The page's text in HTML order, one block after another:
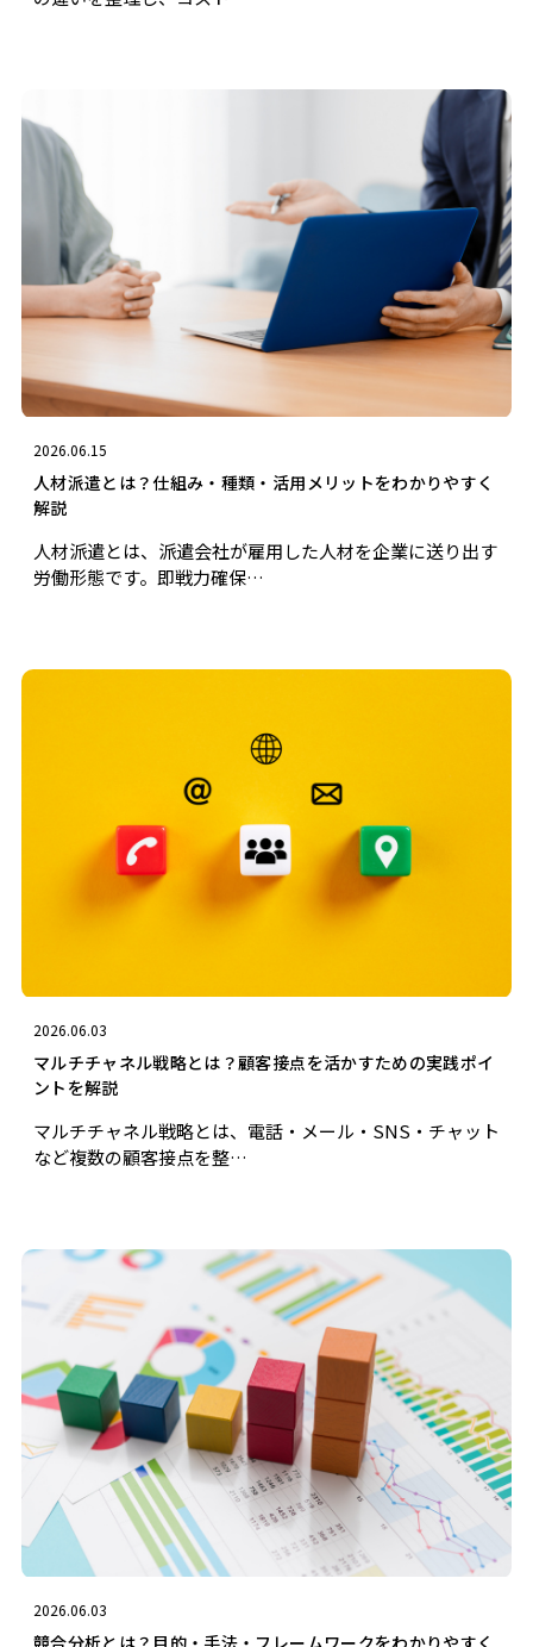
2026.06.15
人材派遣とは？仕組み・種類・活用メリットをわかりやすく
解説
人材派遣とは、派遣会社が雇用した人材を企業に送り出す
労働形態です。即戦力確保…
2026.06.03
マルチチャネル戦略とは？顧客接点を活かすための実践ポイ
ントを解説
マルチチャネル戦略とは、電話・メール・SNS・チャット
など複数の顧客接点を整…
2026.06.03